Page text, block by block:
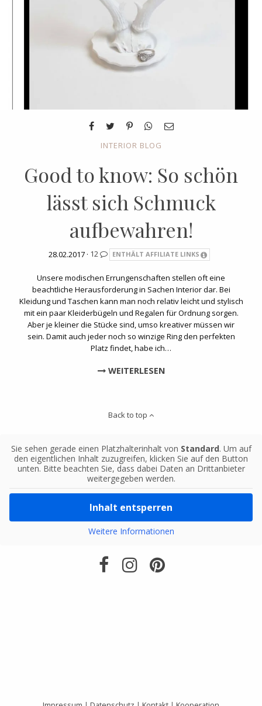
INTERIOR BLOG
Good to know: So schön
lässt sich Schmuck
aufbewahren!
28.02.2017 · 12 ENTHÄLT AFFILIATE LINKS
Unsere modischen Errungenschaften stellen oft eine
beachtliche Herausforderung in Sachen Interior dar. Bei
Kleidung und Taschen kann man noch relativ leicht und stylisch
mit ein paar Kleiderbügeln und Regalen für Ordnung sorgen.
Aber je kleiner die Stücke sind, umso kreativer müssen wir
sein. Damit auch jeder noch so winzige Ring den perfekten
Platz findet, habe ich…
WEITERLESEN
Back to top
Sie sehen gerade einen Platzhalterinhalt von Standard. Um auf
den eigentlichen Inhalt zuzugreifen, klicken Sie auf den Button
unten. Bitte beachten Sie, dass dabei Daten an Drittanbieter
weitergegeben werden.
Inhalt entsperren
Weitere Informationen